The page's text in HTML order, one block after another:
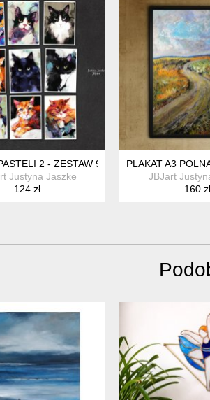
2 - ZESTAW 9 GRAFIK 15X21 CM
Justyna Jaszke
124 zł
PLAKAT A3
JBJart
160 zł